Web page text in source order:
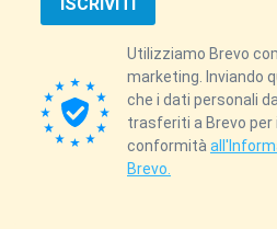
Utilizziamo Brevo
marketing. Inviando
che i dati personali
trasferiti a Brevo
conformità
Brevo.